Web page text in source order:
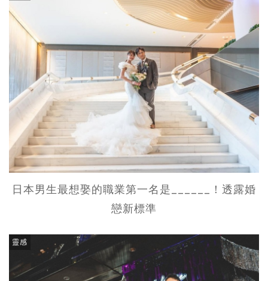
日本男生最想娶的職業第一名是______！透露婚
戀新標準
靈感